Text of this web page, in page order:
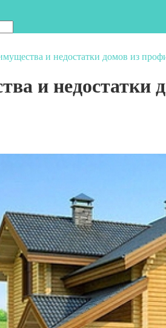
и недостатки домов из
и недостатки